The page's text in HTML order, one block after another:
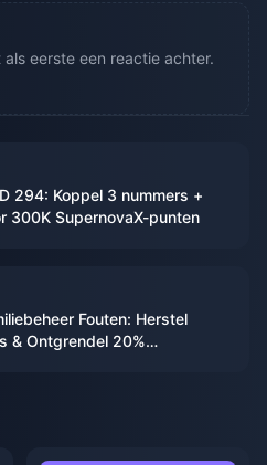
eerste een reactie achter.
294: Koppel 3 nummers +
300K SupernovaX-punten
Fouten: Herstel
& Ontgrendel 20%